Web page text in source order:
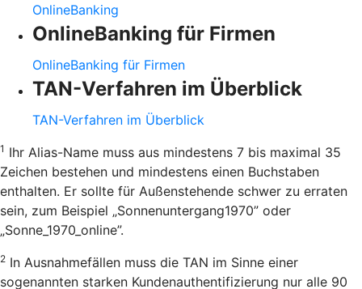
OnlineBanking
OnlineBanking für Firmen
OnlineBanking für Firmen
TAN-Verfahren im Überblick
TAN-Verfahren im Überblick
1 Ihr Alias-Name muss aus mindestens 7 bis maximal 35
Zeichen bestehen und mindestens einen Buchstaben
enthalten. Er sollte für Außenstehende schwer zu erraten
sein, zum Beispiel „Sonnenuntergang1970” oder
„Sonne_1970_online”.
2 In Ausnahmefällen muss die TAN im Sinne einer
sogenannten starken Kundenauthentifizierung nur alle 90